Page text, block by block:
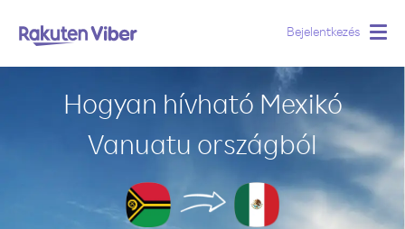
Bejelentkezés
Hogyan hívható Mexikó
Vanuatu országból